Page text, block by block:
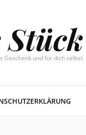
Geschenk und für dich selbst.